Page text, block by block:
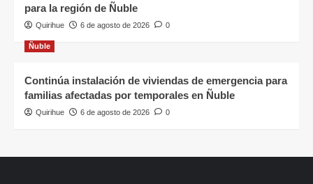
para la región de Ñuble
Quirihue 6 de agosto de 2026 0
Ñuble
Continúa instalación de viviendas de emergencia para
familias afectadas por temporales en Ñuble
Quirihue 6 de agosto de 2026 0